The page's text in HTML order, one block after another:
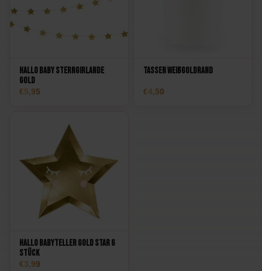
Hallo Baby Sterngirlande
Gold
5,95
Tassen Weißgoldrand
4,50
Hallo Babyteller Gold Star 6
Stück
3,99